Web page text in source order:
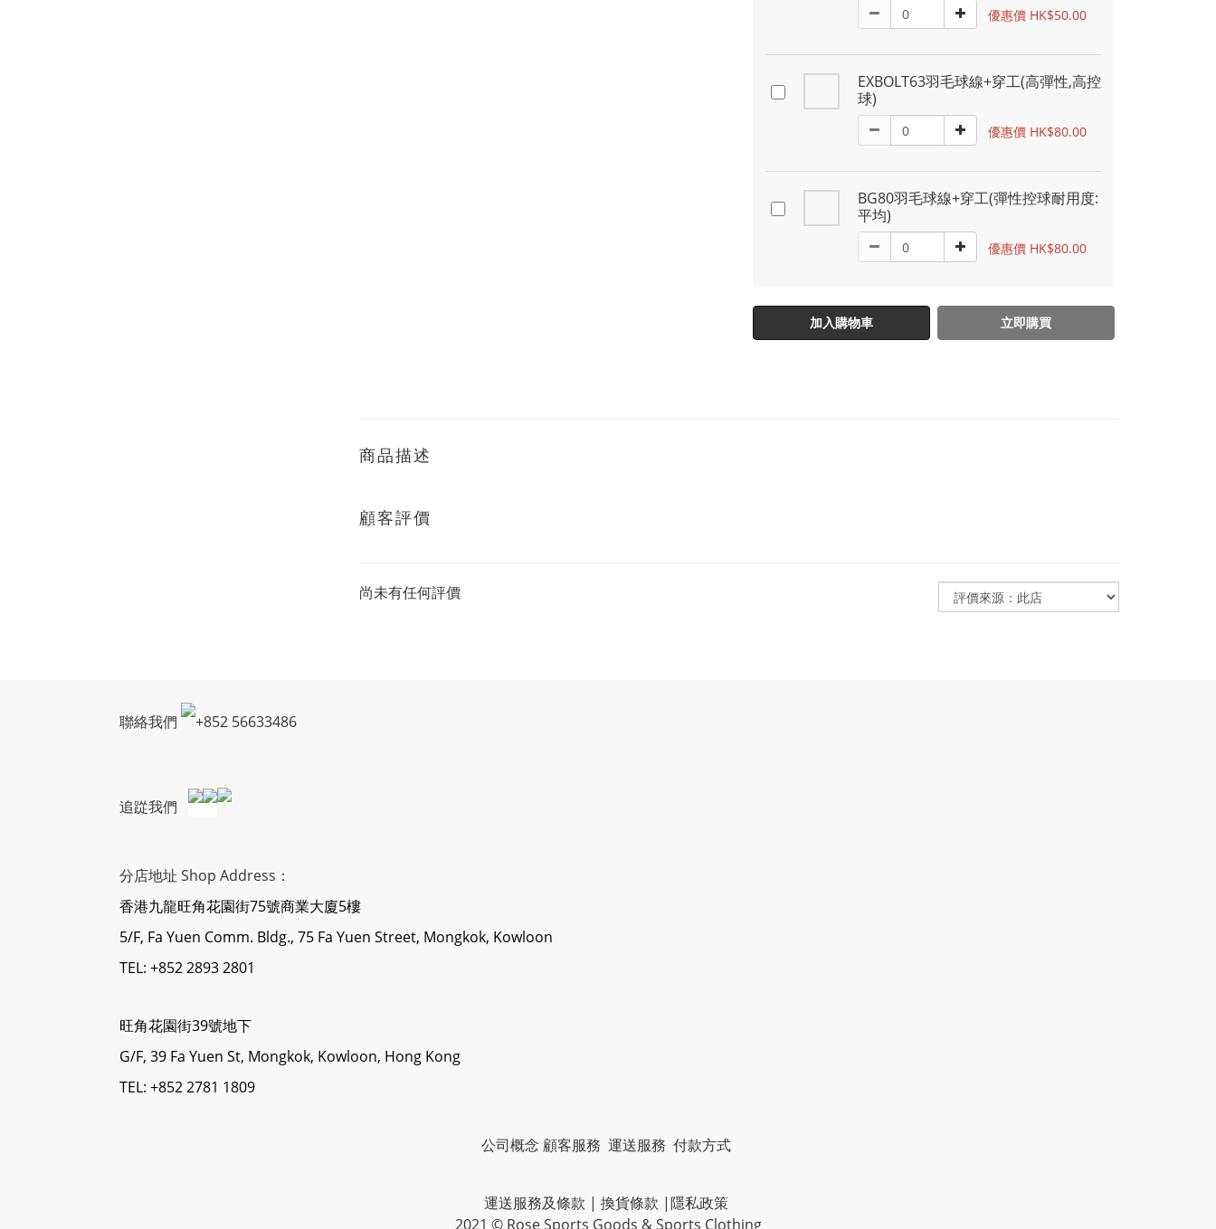
優惠價 HK$50.00
EXBOLT63羽毛球線+穿工(高彈性,高控
球)
優惠價 HK$80.00
BG80羽毛球線+穿工(彈性控球耐用度:
平均)
優惠價 HK$80.00
加入購物車 立即購買
商品描述
顧客評價
尚未有任何評價
聯絡我們 +852 56633486
追踨我們
分店地址 Shop Address：
香港九龍旺角花園街75號商業大廈5樓
5/F, Fa Yuen Comm. Bldg., 75 Fa Yuen Street, Mongkok, Kowloon
TEL: +852 2893 2801
旺角花園街39號地下
G/F, 39 Fa Yuen St, Mongkok, Kowloon, Hong Kong
TEL: +852 2781 1809
公司概念 顧客服務 運送服務 付款方式
運送服務及條款 | 換貨條款 |隱私政策
2021 © Rose Sports Goods & Sports Clothing